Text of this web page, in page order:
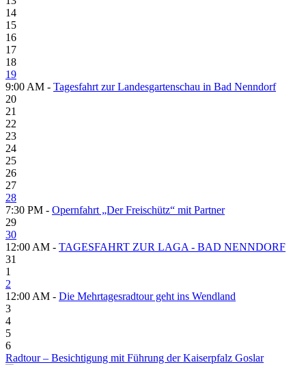
14
15
16
17
18
19
9:00 AM - Tagesfahrt zur Landesgartenschau in Bad Nenndorf
20
21
22
23
24
25
26
27
28
7:30 PM - Opernfahrt „Der Freischütz“ mit Partner
29
30
12:00 AM - TAGESFAHRT ZUR LAGA - BAD NENNDORF
31
1
2
12:00 AM - Die Mehrtagesradtour geht ins Wendland
3
4
5
6
Radtour – Besichtigung mit Führung der Kaiserpfalz Goslar